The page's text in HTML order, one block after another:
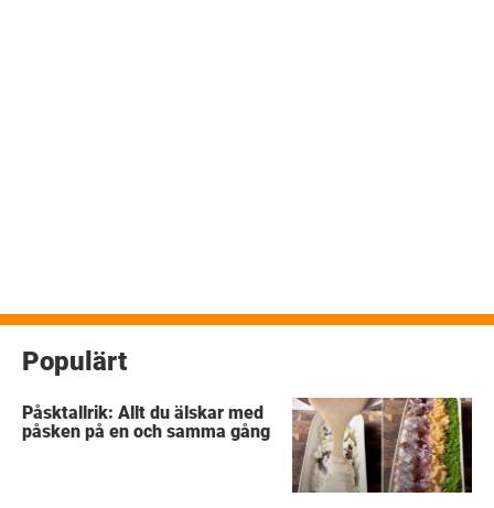
Populärt
Påsktallrik: Allt du älskar med
påsken på en och samma gång